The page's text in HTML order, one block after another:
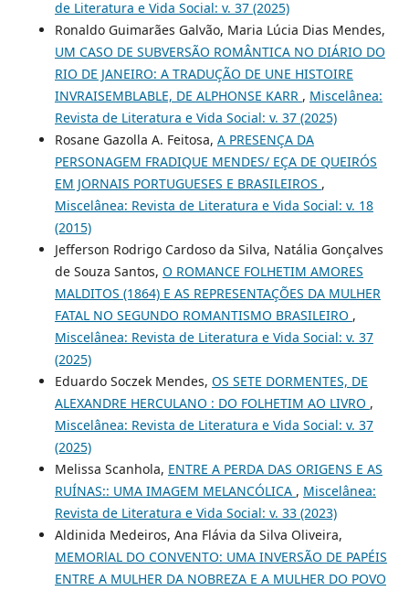
de Literatura e Vida Social: v. 37 (2025)
Ronaldo Guimarães Galvão, Maria Lúcia Dias Mendes,
UM CASO DE SUBVERSÃO ROMÂNTICA NO DIÁRIO DO
RIO DE JANEIRO: A TRADUÇÃO DE UNE HISTOIRE
INVRAISEMBLABLE, DE ALPHONSE KARR , Miscelânea:
Revista de Literatura e Vida Social: v. 37 (2025)
Rosane Gazolla A. Feitosa, A PRESENÇA DA
PERSONAGEM FRADIQUE MENDES/ EÇA DE QUEIRÓS
EM JORNAIS PORTUGUESES E BRASILEIROS ,
Miscelânea: Revista de Literatura e Vida Social: v. 18
(2015)
Jefferson Rodrigo Cardoso da Silva, Natália Gonçalves
de Souza Santos, O ROMANCE FOLHETIM AMORES
MALDITOS (1864) E AS REPRESENTAÇÕES DA MULHER
FATAL NO SEGUNDO ROMANTISMO BRASILEIRO ,
Miscelânea: Revista de Literatura e Vida Social: v. 37
(2025)
Eduardo Soczek Mendes, OS SETE DORMENTES, DE
ALEXANDRE HERCULANO : DO FOLHETIM AO LIVRO ,
Miscelânea: Revista de Literatura e Vida Social: v. 37
(2025)
Melissa Scanhola, ENTRE A PERDA DAS ORIGENS E AS
RUÍNAS:: UMA IMAGEM MELANCÓLICA , Miscelânea:
Revista de Literatura e Vida Social: v. 33 (2023)
Aldinida Medeiros, Ana Flávia da Silva Oliveira,
MEMORlAL DO CONVENTO: UMA INVERSÃO DE PAPÉIS
ENTRE A MULHER DA NOBREZA E A MULHER DO POVO